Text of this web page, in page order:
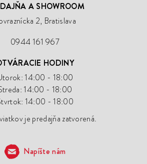
A SHOWROOM
2, Bratislava
0944 161 967
HODINY
14:00 - 18:00
14:00 - 18:00
14:00 - 18:00
je predajňa zatvorená.
Napíšte nám